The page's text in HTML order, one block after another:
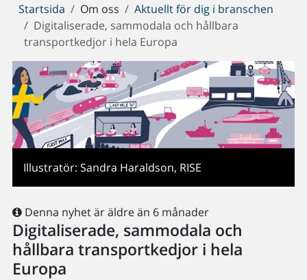
Du
är
här:
Startsida Om oss
Aktuellt för dig i branschen
Digitaliserade, sammodala och hållbara
transportkedjor i hela Europa
Illustratör: Sandra Haraldson, RISE
Denna nyhet är äldre än 6 månader
Digitaliserade, sammodala och
hållbara transportkedjor i hela
Europa